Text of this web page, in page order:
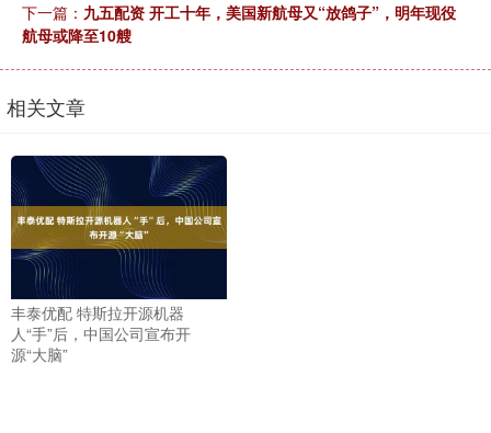
下一篇： 九五配资 开工十年，美国新航母又“放鸽子”，明年现役
航母或降至10艘
相关文章
丰泰优配 特斯拉开源机器
人“手”后，中国公司宣布开
源“大脑”